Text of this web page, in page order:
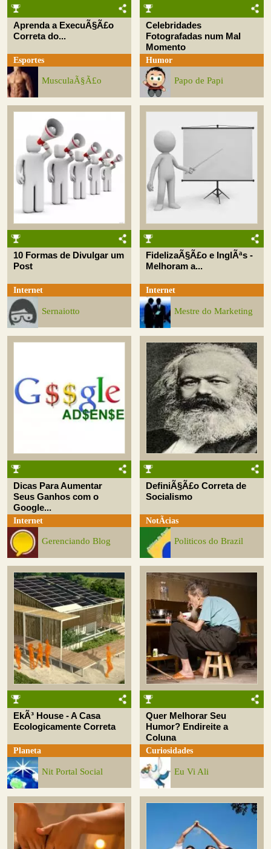
Aprenda a ExecuÃ§Ã£o
Correta do...
Esportes
MusculaÃ§Ã£o
Celebridades
Fotografadas num Mal
Momento
Humor
Papo de Papi
10 Formas de Divulgar um
Post
Internet
Sernaiotto
FidelizaÃ§Ã£o e InglÃªs -
Melhoram a...
Internet
Mestre do Marketing
Dicas Para Aumentar
Seus Ganhos com o
Google...
Internet
Gerenciando Blog
DefiniÃ§Ã£o Correta de
Socialismo
NotÃ­cias
Politicos do Brazil
EkÃ³ House - A Casa
Ecologicamente Correta
Planeta
Nit Portal Social
Quer Melhorar Seu
Humor? Endireite a
Coluna
Curiosidades
Eu Vi Ali